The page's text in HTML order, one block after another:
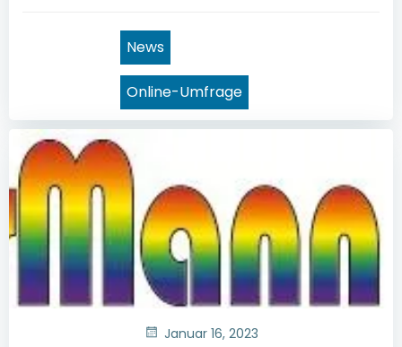
News
Online-Umfrage
Januar 16, 2023